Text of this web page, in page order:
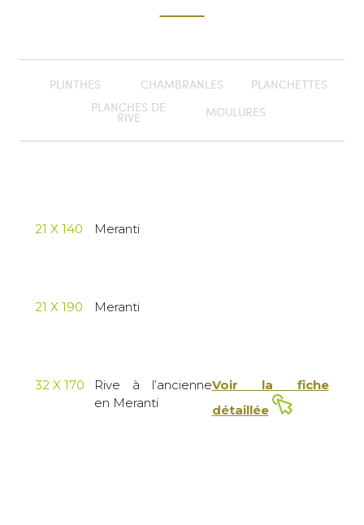
PLINTHES CHAMBRANLES
PLANCHETTES
PLANCHES DE
RIVE MOULURES
21 X 140 Meranti
21 X 190 Meranti
32 X 170
Rive à l’ancienne
en Meranti
Voir la fiche
détaillée